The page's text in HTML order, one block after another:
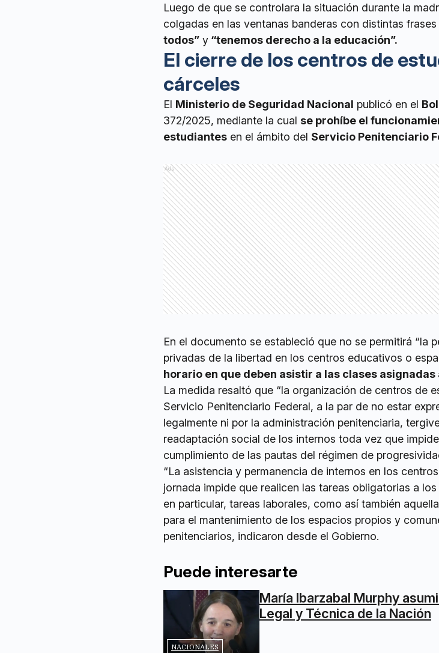
Luego de que se controlara la situación durante la
colgadas en las ventanas banderas con distintas
todos” y “tenemos derecho a la educación”.
El cierre de los centros de
cárceles
El Ministerio de Seguridad Nacional publicó en el
372/2025, mediante la cual se prohíbe el
estudiantes en el ámbito del Servicio Penitenciario
Ads
En el documento se estableció que no se permitirá “la
privadas de la libertad en los centros educativos o
horario en que deben asistir a las clases
La medida resaltó que “la organización de centros de
Servicio Penitenciario Federal, a la par de no estar
legalmente ni por la administración penitenciaria,
readaptación social de los internos toda vez que
cumplimiento de las pautas del régimen de
“La asistencia y permanencia de internos en los
jornada impide que realicen las tareas obligatorias a
en particular, tareas laborales, como así también
para el mantenimiento de los espacios propios y
penitenciarios, indicaron desde el Gobierno.
Puede interesarte
NACIONALES
María Ibarzabal Murphy
Legal y Técnica de la Nación